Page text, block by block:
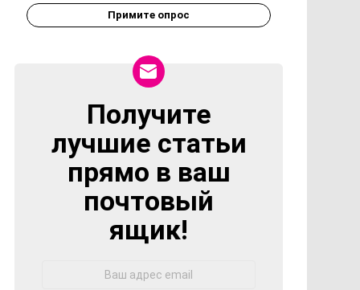
Примите опрос
NEWSLETTER
Получите
лучшие статьи
прямо в ваш
почтовый
ящик!